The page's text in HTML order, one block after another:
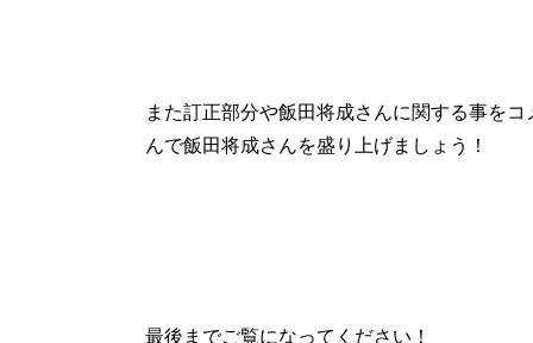
また訂正部分や飯田将成さんに関する事を
んで飯田将成さんを盛り上げましょう！
最後までご覧になってください！